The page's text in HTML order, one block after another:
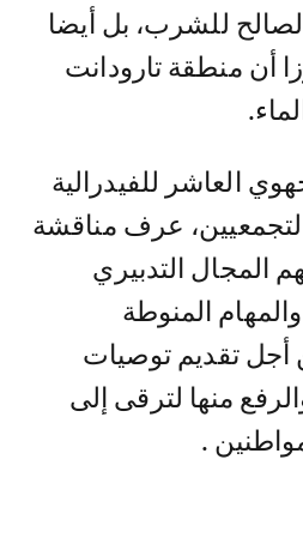
للشرب، بل أيضا
أن منطقة تارودانت
العاشر للفيدرالية
التجمعيين، عرف مناقشة
المجال التدبيري
المنوطة
أجل تقديم توصيات
منها لترقى إلى
.